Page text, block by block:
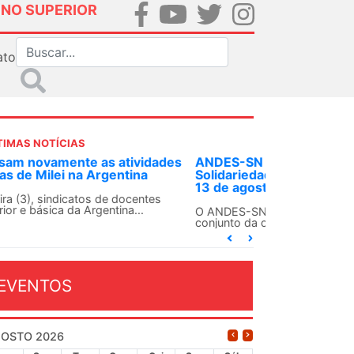
SUPERIOR
NOTÍCIAS
SN convoca docentes para Dia de
Internacionalista com Cuba em
SN conclama suas seções sindicais e o
da categoria docente a construírem, no